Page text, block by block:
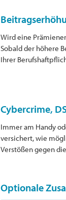
Wird eine
Sobald der höhere
Ihrer
Cybercrime,
Immer am Handy
versichert, wie
Verstößen gegen
Optionale